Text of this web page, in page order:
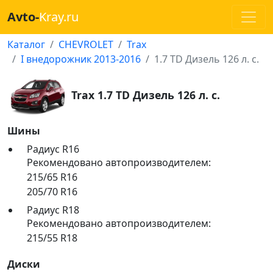
Avto-Kray.ru
Каталог CHEVROLET
Trax
I внедорожник 2013-2016
1.7 TD Дизель 126 л. с.
Trax 1.7 TD Дизель 126 л. с.
Шины
Радиус R16
Рекомендовано автопроизводителем:
215/65 R16
205/70 R16
Радиус R18
Рекомендовано автопроизводителем:
215/55 R18
Диски